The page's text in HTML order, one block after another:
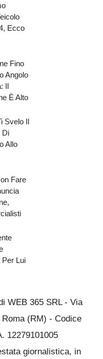
Ecco
Fino
Angolo
Il
È Alto
Svelo Il
Di
Allo
Fare
Per Lui
WEB 365 SRL - Via
(RM) - Codice
12279101005
giornalistica, in